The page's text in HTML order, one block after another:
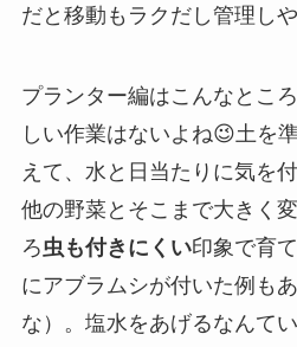
だと移動もラクだし管理し
プランター編はこんなとこ
しい作業はないよね😉土を
えて、水と日当たりに気を
他の野菜とそこまで大きく
ろ虫も付きにくい印象で育
にアブラムシが付いた例も
な）。塩水をあげるなんて